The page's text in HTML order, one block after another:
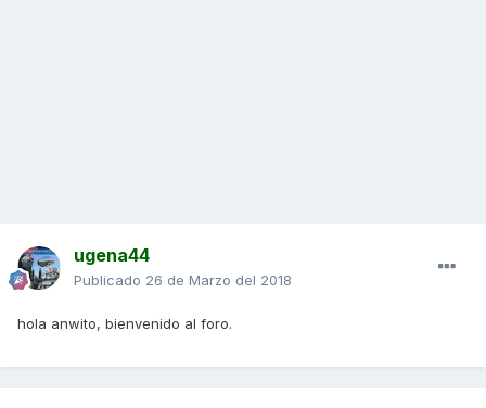
ugena44
Publicado 26 de Marzo del 2018
hola anwito, bienvenido al foro.